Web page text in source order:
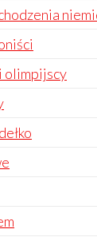
olimpijscy